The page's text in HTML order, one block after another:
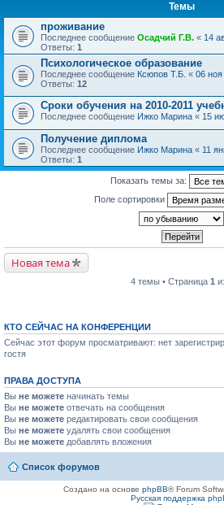
Темы
проживание
Последнее сообщение Осадчий Г.В. « 14
Ответы: 1
Психологическое образование
Последнее сообщение Ксюпов Т.Б. « 06 ноя
Ответы: 12
Сроки обучения на 2010-2011
Последнее сообщение Ижко Марина « 15
Получение диплома
Последнее сообщение Ижко Марина « 11
Ответы: 1
Показать темы за:
Поле сортировки
Новая тема
4 темы • Страница 1
КТО СЕЙЧАС НА КОНФЕРЕНЦИИ
Сейчас этот форум просматривают: нет
гостя
ПРАВА ДОСТУПА
Вы не можете начинать темы
Вы не можете отвечать на сообщения
Вы не можете редактировать свои сообщения
Вы не можете удалять свои сообщения
Вы не можете добавлять вложения
Список форумов
Создано на основе phpBB® Forum
Русская поддержка